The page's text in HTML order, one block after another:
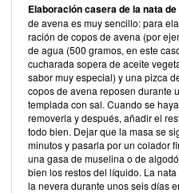
Elaboración casera de la nata
de avena es muy sencillo: para
ración de copos de avena (por
de agua (500 gramos, en este
cucharada sopera de aceite
sabor muy especial) y una pizca
copos de avena reposen durante
templada con sal. Cuando se
removerla y después, añadir el
todo bien. Dejar que la masa se
minutos y pasarla por un colador
una gasa de muselina o de
bien los restos del líquido. La
la nevera durante unos seis días